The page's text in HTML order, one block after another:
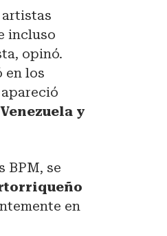
incluso
opinó.
en los
y
BPM, se
en